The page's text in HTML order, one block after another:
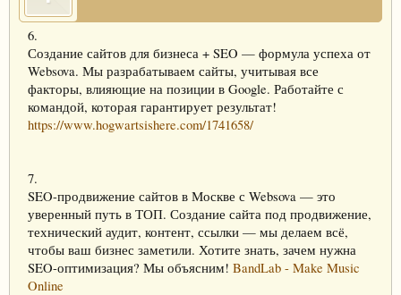
6.
Создание сайтов для бизнеса + SEO — формула успеха от
Websova. Мы разрабатываем сайты, учитывая все
факторы, влияющие на позиции в Google. Работайте с
командой, которая гарантирует результат!
https://www.hogwartsishere.com/1741658/
7.
SEO-продвижение сайтов в Москве с Websova — это
уверенный путь в ТОП. Создание сайта под продвижение,
технический аудит, контент, ссылки — мы делаем всё,
чтобы ваш бизнес заметили. Хотите знать, зачем нужна
SEO-оптимизация? Мы объясним! BandLab - Make Music
Online